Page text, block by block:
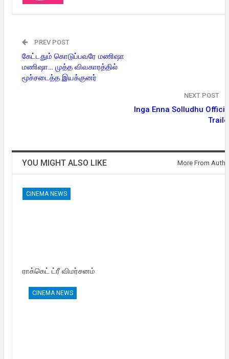
PREV POST
கேட்டதும் கொடுப்பவரே மணிஷா
மணிஷா… முத்த விவகாரத்தில்
மூச்சடைத்த இயக்குனர்
NEXT POST
Inga Enna Solludhu
YOU MIGHT ALSO LIKE More From
CINEMA NEWS
ராக்கெட் ட்ரீ விமர்சனம்
CINEMA NEWS